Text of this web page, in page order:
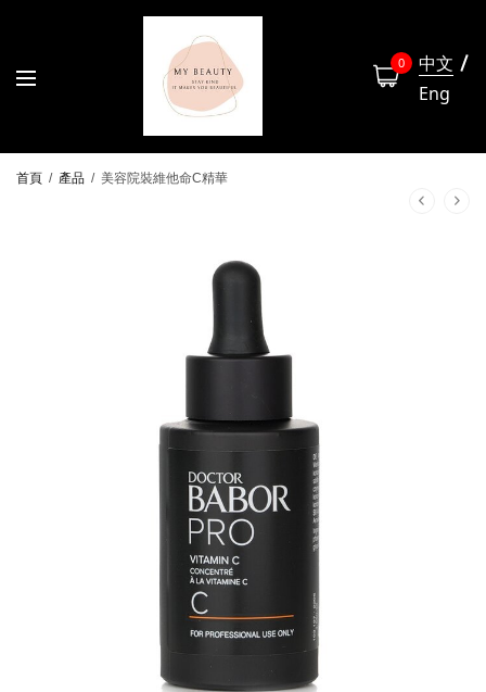
0
中文
Eng
首頁 / 產品 / 美容院裝維他命C精華